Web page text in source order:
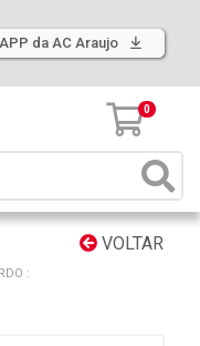
da AC Araujo
0
VOLTAR
: